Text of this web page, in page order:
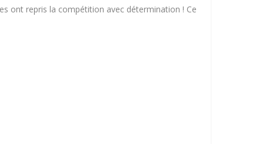
ont repris la compétition avec détermination ! Ce